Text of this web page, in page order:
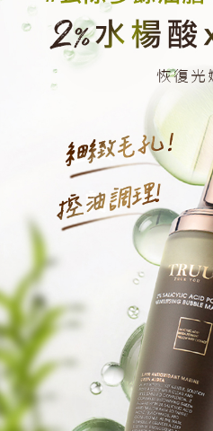
【Nota Penting】
1. Perkhidmatan ini disediakan oleh
membolehkan pengguna membeli
perkhidmatan ini semasa transaksi,
tuntutan harga jual/beli ansuran
menggunakan bil syarikat ini.
2. Berdasarkan tujuan kontrak
"Pembayaran Ansuran Gogo", kedai
anda (termasuk nama, telefon atau
pengumpulan, pemprosesan dan
semakan dan pembetulan data yang
Taiwan Mobile.
3. Sila baca syarat perkhidmatan
pautan berikut: https://oppay.tw/userRule